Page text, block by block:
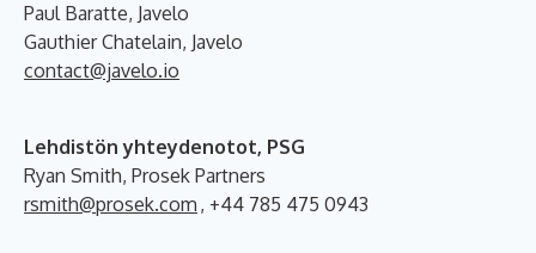
Paul Baratte, Javelo
Gauthier Chatelain, Javelo
contact@javelo.io
Lehdistön yhteydenotot, PSG
Ryan Smith, Prosek Partners
rsmith@prosek.com , +44 785 475 0943